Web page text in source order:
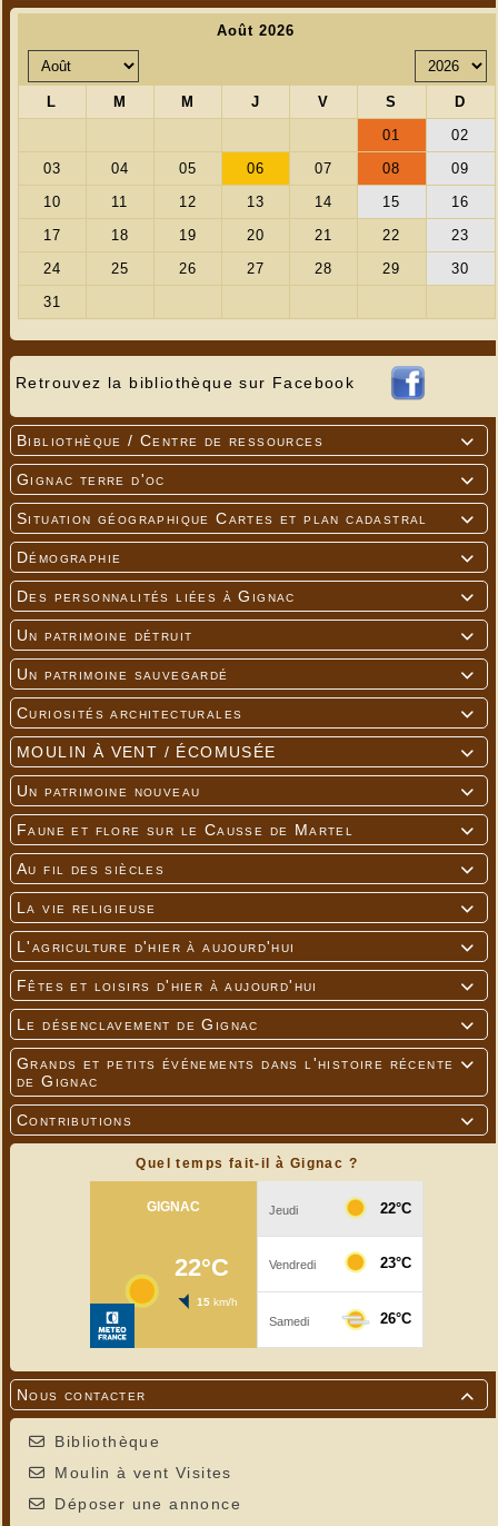
Retrouvez la bibliothèque sur Facebook

Bibliothèque / Centre de ressources

Gignac terre d'oc

Situation géographique Cartes et plan cadastral

Démographie

Des personnalités liées à Gignac

Un patrimoine détruit

Un patrimoine sauvegardé

Curiosités architecturales

MOULIN À VENT / ÉCOMUSÉE

Un patrimoine nouveau

Faune et flore sur le Causse de Martel

Au fil des siècles

La vie religieuse

L'agriculture d'hier à aujourd'hui

Fêtes et loisirs d'hier à aujourd'hui

Le désenclavement de Gignac

Grands et petits événements dans l'histoire récente
de Gignac

Contributions
Quel temps fait-il à Gignac ?

Nous contacter
Bibliothèque
Moulin à vent Visites
Déposer une annonce